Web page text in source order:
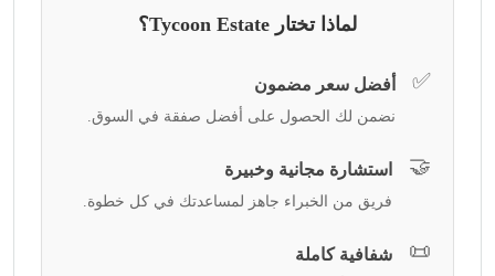
لماذا تختار Tycoon Estate؟
✅ أفضل سعر مضمون
نضمن لك الحصول على أفضل صفقة في السوق.
🤝 استشارة مجانية وخبيرة
فريق من الخبراء جاهز لمساعدتك في كل خطوة.
📜 شفافية كاملة